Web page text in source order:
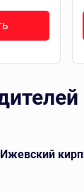
Ижевский